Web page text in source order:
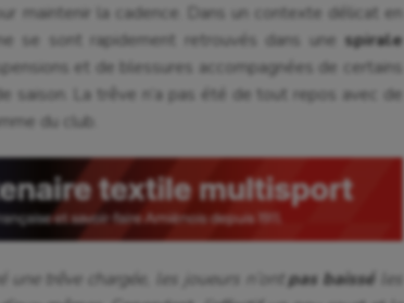
maintenir la cadence. Dans un contexte délicat en
se sont rapidement retrouvés dans une spirale
et de blessures accompagnées de certains
saison. La trêve n’a pas été de tout repos avec de
du club.
une trêve chargée, les joueurs n’ontpas baissé les